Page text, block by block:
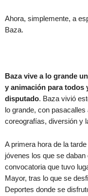
Ahora, simplemente, a
Baza.
Baza vive a lo grande
y animación para todos
disputado. Baza vivió
lo grande, con
coreografías, diversión y
A primera hora de la
jóvenes los que se
convocatoria que tuvo
Mayor, tras lo que se
Deportes donde se